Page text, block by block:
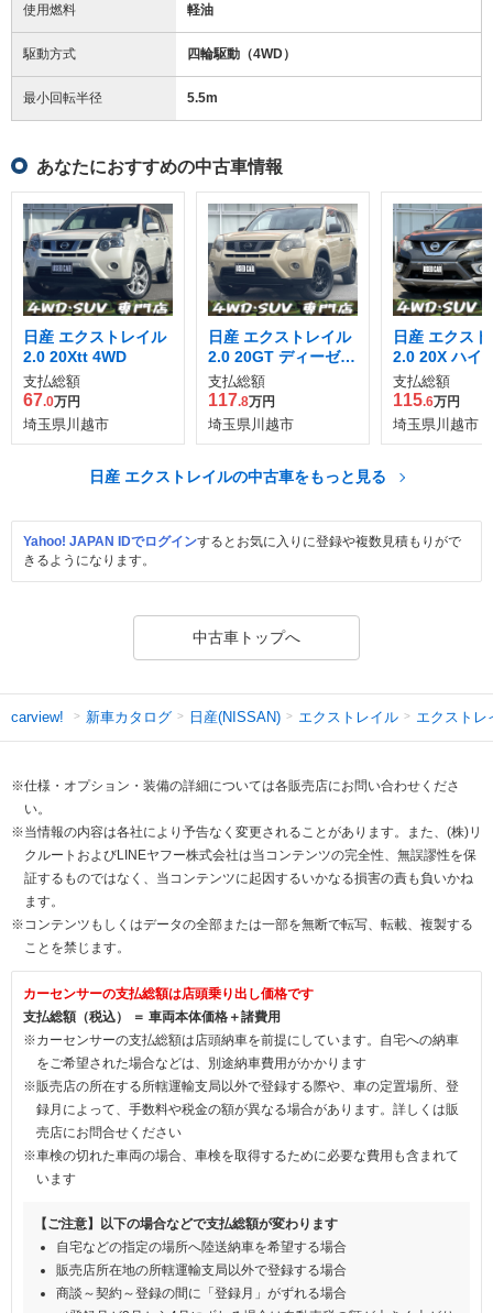
使用燃料 軽油
駆動方式 四輪駆動（4WD）
最小回転半径 5.5m
あなたにおすすめの中古車情報
日産 エクストレイル
2.0 20Xtt 4WD
支払総額
67.0万円
埼玉県川越市
日産 エクストレイル
2.0 20GT ディーゼル
ターボ 4WD
支払総額
117.8万円
埼玉県川越市
日産 エクス
2.0 20X ハイ
ド エクスト
X エマージェ
ブレーキパッ
4WD
支払総額
115.6万円
埼玉県川越市
日産 エクストレイルの中古車をもっと見る
Yahoo! JAPAN IDでログインするとお気に入りに登録や複数見積もりがで
きるようになります。
中古車トップへ
carview! 新車カタログ 日産(NISSAN) エクストレイル エクストレ
※仕様・オプション・装備の詳細については各販売店にお問い合わせくださ
い。
※当情報の内容は各社により予告なく変更されることがあります。また、(株)リ
クルートおよびLINEヤフー株式会社は当コンテンツの完全性、無誤謬性を保
証するものではなく、当コンテンツに起因するいかなる損害の責も負いかね
ます。
※コンテンツもしくはデータの全部または一部を無断で転写、転載、複製する
ことを禁じます。
カーセンサーの支払総額は店頭乗り出し価格です
支払総額（税込） ＝ 車両本体価格＋諸費用
※カーセンサーの支払総額は店頭納車を前提にしています。自宅への納車
をご希望された場合などは、別途納車費用がかかります
※販売店の所在する所轄運輸支局以外で登録する際や、車の定置場所、登
録月によって、手数料や税金の額が異なる場合があります。詳しくは販
売店にお問合せください
※車検の切れた車両の場合、車検を取得するために必要な費用も含まれて
います
【ご注意】以下の場合などで支払総額が変わります
自宅などの指定の場所へ陸送納車を希望する場合
販売店所在地の所轄運輸支局以外で登録する場合
商談～契約～登録の間に「登録月」がずれる場合